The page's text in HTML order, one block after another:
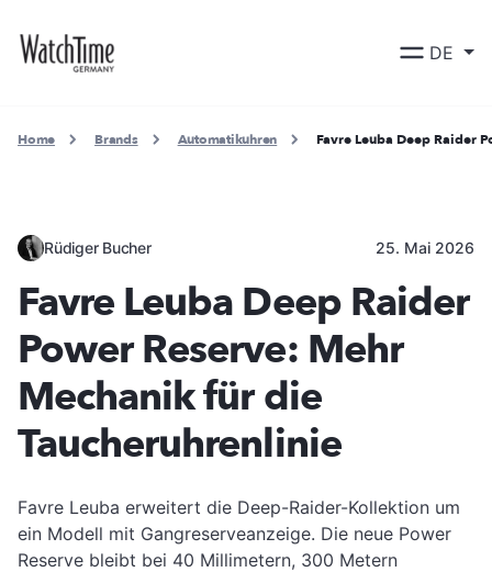
DE
Home Brands Automatikuhren Favre Leuba Deep Raider
Rüdiger Bucher 25. Mai 2026
Favre Leuba Deep Raider
Power Reserve: Mehr
Mechanik für die
Taucheruhrenlinie
Favre Leuba erweitert die Deep-Raider-Kollektion um
ein Modell mit Gangreserveanzeige. Die neue Power
Reserve bleibt bei 40 Millimetern, 300 Metern